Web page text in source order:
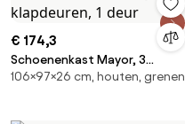
€ 174,3
Schoenenkast Mayor, 3
klapdeuren, 1 deur
106×97×26 cm, houten, grenen